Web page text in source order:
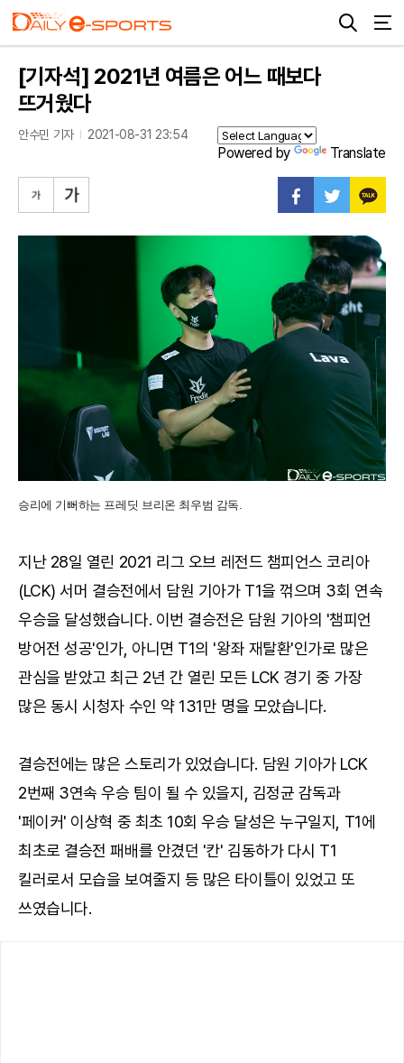
[기자석] 2021년 여름은 어느 때보다
뜨거웠다
안수민 기자 2021-08-31 23:54
Powered by Translate
승리에 기뻐하는 프레딧 브리온 최우범 감독.
지난 28일 열린 2021 리그 오브 레전드 챔피언스 코리아
(LCK) 서머 결승전에서 담원 기아가 T1을 꺾으며 3회 연속
우승을 달성했습니다. 이번 결승전은 담원 기아의 '챔피언
방어전 성공'인가, 아니면 T1의 '왕좌 재탈환'인가로 많은
관심을 받았고 최근 2년 간 열린 모든 LCK 경기 중 가장
많은 동시 시청자 수인 약 131만 명을 모았습니다.
결승전에는 많은 스토리가 있었습니다. 담원 기아가 LCK
2번째 3연속 우승 팀이 될 수 있을지, 김정균 감독과
'페이커' 이상혁 중 최초 10회 우승 달성은 누구일지, T1에
최초로 결승전 패배를 안겼던 '칸' 김동하가 다시 T1
킬러로서 모습을 보여줄지 등 많은 타이틀이 있었고 또
쓰였습니다.